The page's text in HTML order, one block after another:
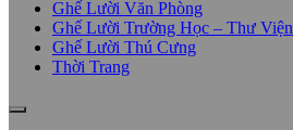
Ghế Lười Văn Phòng
Ghế Lười Trường Học – Thư Viện
Ghế Lười Thú Cưng
Thời Trang